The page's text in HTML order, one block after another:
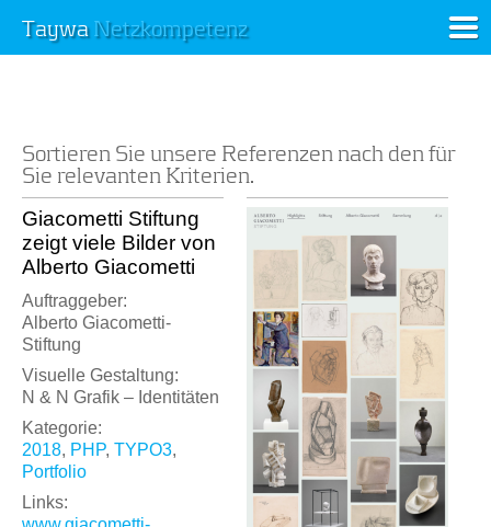
TaywaNetzkompetenz
Sortieren Sie unsere Referenzen nach den für
Sie relevanten Kriterien.
Giacometti Stiftung
zeigt viele Bilder von
Alberto Giacometti
Auftraggeber:
Alberto Giacometti-
Stiftung
Visuelle Gestaltung:
N & N Grafik – Identitäten
Kategorie:
2018, PHP, TYPO3,
Portfolio
Links: